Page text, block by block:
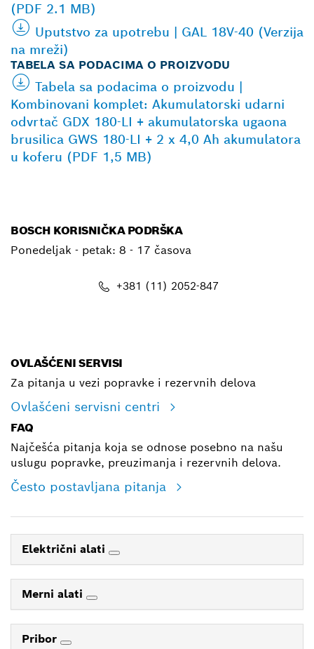
(PDF 2.1 MB)
Uputstvo za upotrebu | GAL 18V-40 (Verzija
na mreži)
TABELA SA PODACIMA O PROIZVODU
Tabela sa podacima o proizvodu |
Kombinovani komplet: Akumulatorski udarni
odvrtač GDX 180-LI + akumulatorska ugaona
brusilica GWS 180-LI + 2 x 4,0 Ah akumulatora
u koferu (PDF 1,5 MB)
BOSCH KORISNIČKA PODRŠKA
Ponedeljak - petak: 8 - 17 časova
+381 (11) 2052-847
OVLAŠĆENI SERVISI
Za pitanja u vezi popravke i rezervnih delova
Ovlašćeni servisni centri
FAQ
Najčešća pitanja koja se odnose posebno na našu
uslugu popravke, preuzimanja i rezervnih delova.
Često postavljana pitanja
Električni alati
Merni alati
Pribor